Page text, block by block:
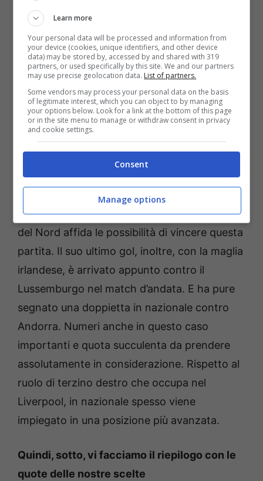
Pronostici Lussemburgo-Irlanda del Nord: gli uomini decisivi
(AnsaFoto) – Bettingnews.it
La chicca, però, arriva per quanto riguarda il
possibile marcatore in questo match. Quattro
gol in 19 presenze con la sua nazionale,
Conor Bradleyè quell’uomo al quale l’Irlanda
del Nord affida le possibilità di vincere questa
partita. Il suo ultimo gol, inoltre, con la maglia
irlandese, è arrivato appunto contro il
Lussemburgo nel match d’andata. E ha pure
segnato una doppietta in nazionale contro
Andorra. Numeri anche in questo caso
importanti e quota succulenta da prendere
assolutamente in considerazione. Rispetto al
ruolo di terzino destro che occupa nel
Liverpool, in nazionale spesso viene
impiegato in una posizione più avanzata.
Quindi, sotto, vi facciamo il riepilogo con le
quote delle nostre scelte
Learn more
Your personal data will be processed and information from
your device (cookies, unique identifiers, and other device
data) may be stored by, accessed by and shared with 319
partners, or used specifically by this site. We and our partners
may use precise geolocation data. List of partners.
Some vendors may process your personal data on the basis
of legitimate interest, which you can object to by managing
your options below. Look for a link at the bottom of this page
or in the site menu to manage or withdraw consent in privacy
and cookie settings.
Consent
Manage options